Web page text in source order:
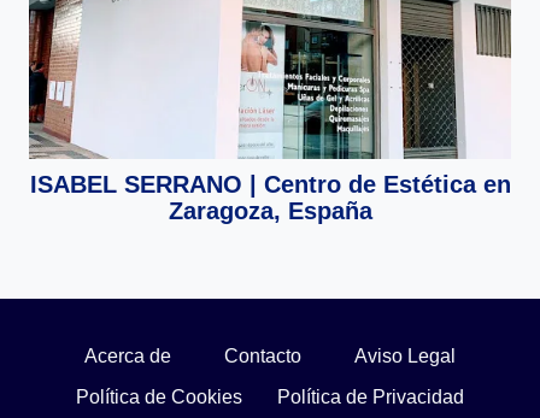
ISABEL SERRANO | Centro de Estética en
Zaragoza, España
Acerca de Contacto Aviso Legal
Política de Cookies Política de Privacidad